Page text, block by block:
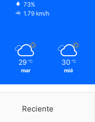
73%
1.79 km/h
29 ℃
mar
30 ℃
mié
Reciente